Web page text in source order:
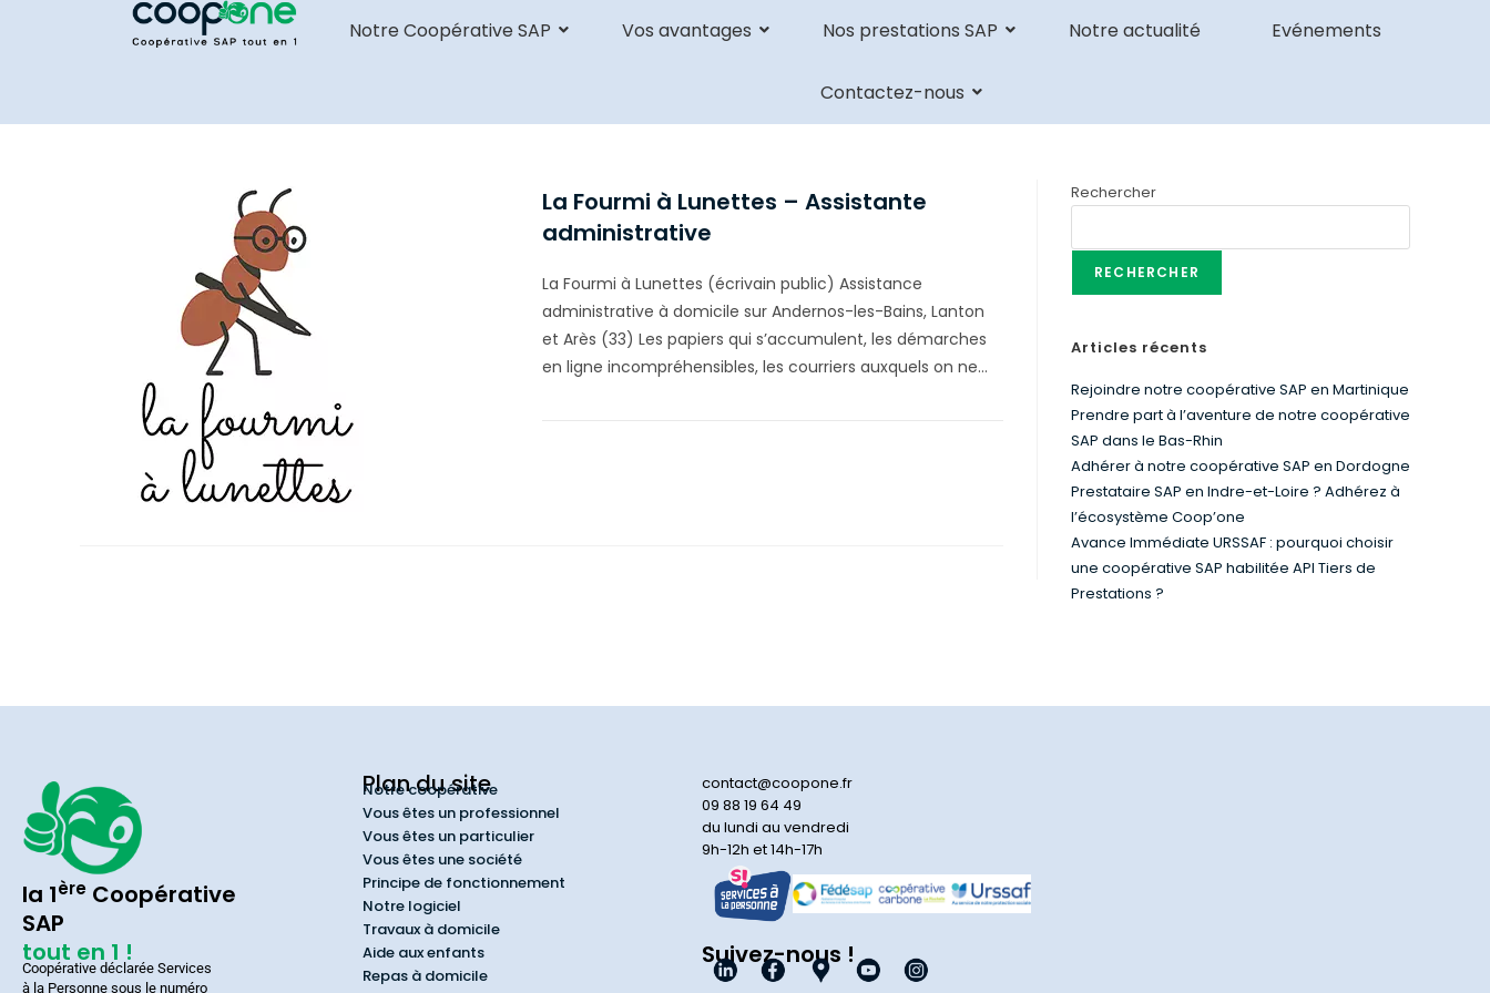
Notre Coopérative SAP Vos avantages Nos prestations SAP Notre actualité Evénements
Contactez-nous
La Fourmi à Lunettes – Assistante
administrative
La Fourmi à Lunettes (écrivain public) Assistance
administrative à domicile sur Andernos-les-Bains, Lanton
et Arès (33) Les papiers qui s’accumulent, les démarches
en ligne incompréhensibles, les courriers auxquels on ne…
Rechercher
RECHERCHER
Articles récents
Rejoindre notre coopérative SAP en Martinique
Prendre part à l’aventure de notre coopérative
SAP dans le Bas-Rhin
Adhérer à notre coopérative SAP en Dordogne
Prestataire SAP en Indre-et-Loire ? Adhérez à
l’écosystème Coop’one
Avance Immédiate URSSAF : pourquoi choisir
une coopérative SAP habilitée API Tiers de
Prestations ?
la 1ère Coopérative
SAP
tout en 1 !
Coopérative déclarée Services
à la Personne sous le numéro
Plan du site
Notre coopérative
Vous êtes un professionnel
Vous êtes un particulier
Vous êtes une société
Principe de fonctionnement
Notre logiciel
Travaux à domicile
Aide aux enfants
Repas à domicile
contact@coopone.fr
09 88 19 64 49
du lundi au vendredi
9h-12h et 14h-17h
Suivez-nous !